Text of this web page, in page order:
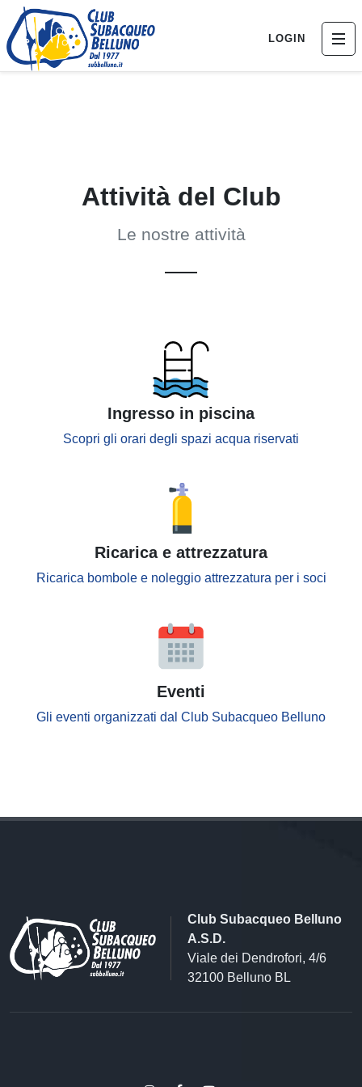
LOGIN
Attività del Club
Le nostre attività
Ingresso in piscina
Scopri gli orari degli spazi acqua riservati
Ricarica e attrezzatura
Ricarica bombole e noleggio attrezzatura per i soci
Eventi
Gli eventi organizzati dal Club Subacqueo Belluno
Club Subacqueo Belluno
A.S.D.
Viale dei Dendrofori, 4/6
32100 Belluno BL